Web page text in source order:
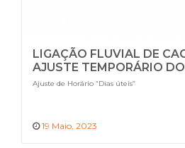
LIGAÇÃO FLUVIAL DE
AJUSTE TEMPORÁRIO
ÚTEIS”
Ajuste de Horário “Dias úteis”
19 Maio, 2023